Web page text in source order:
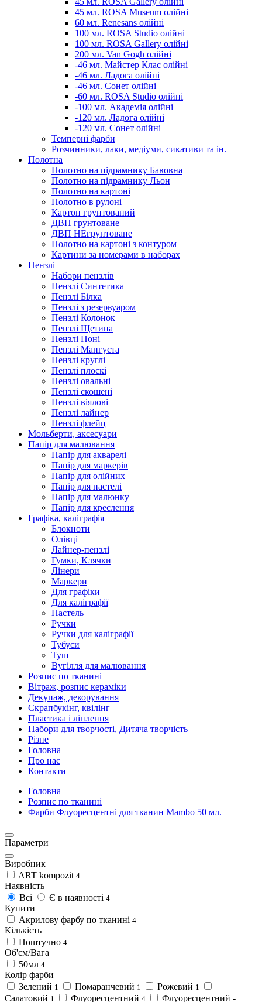
45 мл. ROSA Museum олійні
60 мл. Renesans олійні
100 мл. ROSA Studio олійні
100 мл. ROSA Gallery олійні
200 мл. Van Gogh олійні
-46 мл. Майстер Клас олійні
-46 мл. Ладога олійні
-46 мл. Сонет олійні
-60 мл. ROSA Studio олійні
-100 мл. Академія олійні
-120 мл. Ладога олійні
-120 мл. Сонет олійні
Темперні фарби
Розчинники, лаки, медіуми, сикативи та ін.
Полотна
Полотно на підрамнику Бавовна
Полотно на підрамнику Льон
Полотно на картоні
Полотно в рулоні
Картон грунтований
ДВП грунтоване
ДВП НЕгрунтоване
Полотно на картоні з контуром
Картини за номерами в наборах
Пензлі
Набори пензлів
Пензлі Синтетика
Пензлі Білка
Пензлі з резервуаром
Пензлі Колонок
Пензлі Щетина
Пензлі Поні
Пензлі Мангуста
Пензлі круглі
Пензлі плоскі
Пензлі овальні
Пензлі скошені
Пензлі віялові
Пензлі лайнер
Пензлі флейц
Мольберти, аксесуари
Папір для малювання
Папір для акварелі
Папір для маркерів
Папір для олійних
Папір для пастелі
Папір для малюнку
Папір для креслення
Графіка, каліграфія
Блокноти
Олівці
Лайнер-пензлі
Гумки, Клячки
Лінери
Маркери
Для графіки
Для каліграфії
Пастель
Ручки
Ручки для каліграфії
Тубуси
Туш
Вугілля для малювання
Розпис по тканині
Вітраж, розпис кераміки
Декупаж, декорування
Скрапбукінг, квілінг
Пластика і ліплення
Набори для творчості, Дитяча творчість
Різне
Головна
Про нас
Контакти
Головна
Розпис по тканині
Фарби Флуоресцентні для тканин Mambo 50 мл.
Параметри
Виробник
ART kompozit 4
Наявність
Всі
Є в наявності 4
Купити
Акрилову фарбу по тканині 4
Кількість
Поштучно 4
Об'єм/Вага
50мл 4
Колір фарби
Зелений 1 Помаранчевий 1 Рожевий 1
Салатовий 1 Флуоресцентний 4 Флуоресцентний -